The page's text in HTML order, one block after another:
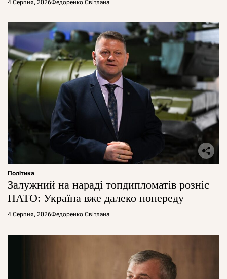
4 Серпня, 2026Федоренко Світлана
Політика
Залужний на нараді топдипломатів розніс
НАТО: Україна вже далеко попереду
4 Серпня, 2026Федоренко Світлана